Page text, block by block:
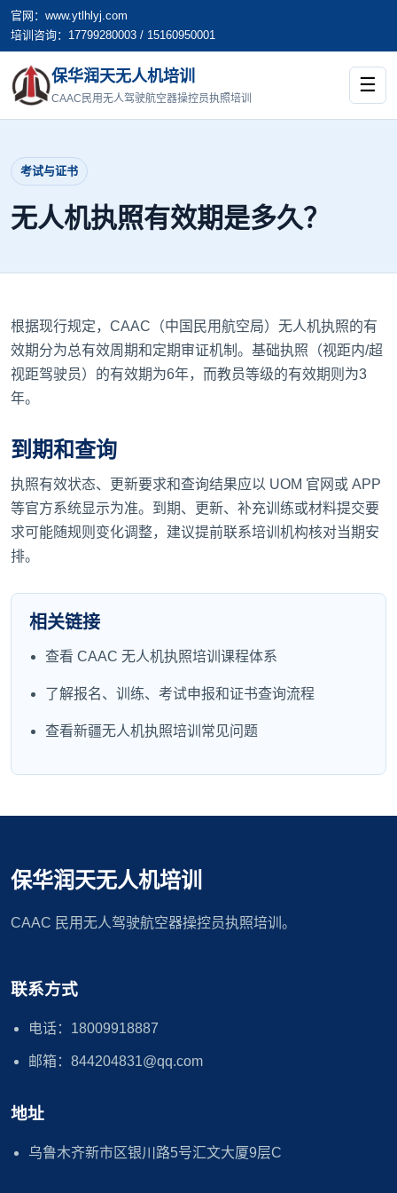
官网：www.ytlhlyj.com
培训咨询：17799280003 / 15160950001
保华润天无人机培训
CAAC民用无人驾驶航空器操控员执照培训
☰
考试与证书
无人机执照有效期是多久？
根据现行规定，CAAC（中国民用航空局）无人机执照的有
效期分为总有效周期和定期审证机制。基础执照（视距内/超
视距驾驶员）的有效期为6年，而教员等级的有效期则为3
年。
到期和查询
执照有效状态、更新要求和查询结果应以 UOM 官网或 APP
等官方系统显示为准。到期、更新、补充训练或材料提交要
求可能随规则变化调整，建议提前联系培训机构核对当期安
排。
相关链接
查看 CAAC 无人机执照培训课程体系
了解报名、训练、考试申报和证书查询流程
查看新疆无人机执照培训常见问题
保华润天无人机培训
CAAC 民用无人驾驶航空器操控员执照培训。
联系方式
电话：18009918887
邮箱：844204831@qq.com
地址
乌鲁木齐新市区银川路5号汇文大厦9层C